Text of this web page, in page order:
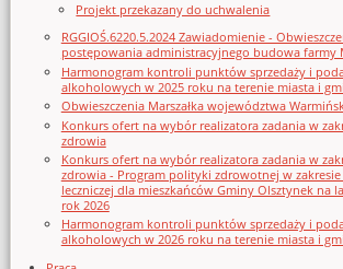
Projekt przekazany do uchwalenia
RGGIOŚ.6220.5.2024 Zawiadomienie -
postępowania administracyjnego budowa farmy
Harmonogram kontroli punktów sprzedaży i
alkoholowych w 2025 roku na terenie miasta i
Obwieszczenia Marszałka województwa
Konkurs ofert na wybór realizatora zadania w
zdrowia
Konkurs ofert na wybór realizatora zadania w
zdrowia - Program polityki zdrowotnej w
leczniczej dla mieszkańców Gminy Olsztynek na
rok 2026
Harmonogram kontroli punktów sprzedaży i
alkoholowych w 2026 roku na terenie miasta i